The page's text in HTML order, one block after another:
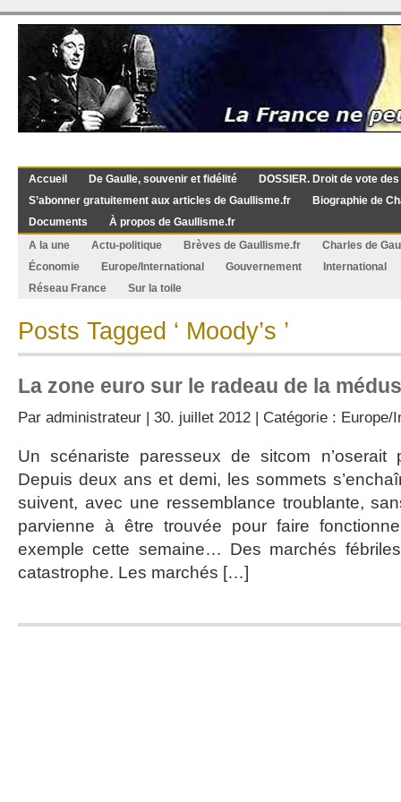
Accueil De Gaulle, souvenir et fidélité
DOSSIER. Droit de vote
S’abonner gratuitement aux articles de Gaullisme.fr
Biographie de
Documents
À propos de Gaullisme.fr
A la une
Actu-politique Brèves de Gaullisme.fr
Charles de
Économie
Europe/International Gouvernement
International
Réseau France
Sur la toile
Posts Tagged ‘ Moody’s ’
La zone euro sur le radeau de la
Par administrateur | 30. juillet 2012 | Catégorie : Europe/
Un scénariste paresseux de sitcom
Depuis deux ans et demi, les sommets
suivent, avec une ressemblance troublante,
parvienne à être trouvée pour faire
exemple cette semaine… Des marchés
catastrophe. Les marchés […]